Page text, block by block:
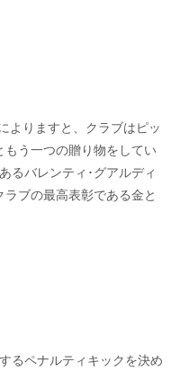
よりますと、クラブはピッ
う一つの贈り物をしてい
るバレンティ･グアルディ
ブの最高表彰である金と
るペナルティキックを決め